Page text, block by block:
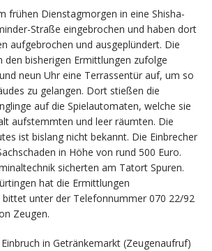
frühen Dienstagmorgen in eine Shisha-
Straße eingebrochen und haben dort
aufgebrochen und ausgeplündert. Die
den bisherigen Ermittlungen zufolge
neun Uhr eine Terrassentür auf, um so
zu gelangen. Dort stießen die
auf die Spielautomaten, welche sie
aufstemmten und leer räumten. Die
ist bislang nicht bekannt. Die Einbrecher
in Höhe von rund 500 Euro.
sicherten am Tatort Spuren.
hat die Ermittlungen
unter der Telefonnummer 070 22/92
Zeugen.
in Getränkemarkt (Zeugenaufruf)